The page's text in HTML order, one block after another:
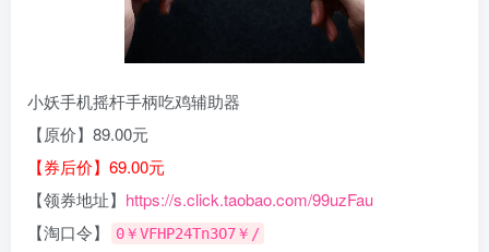
小妖手机摇杆手柄吃鸡辅助器
【原价】89.00元
【券后价】69.00元
【领券地址】 https://s.click.taobao.com/99uzFau
【淘口令】
0￥VFHP24Tn3O7￥/